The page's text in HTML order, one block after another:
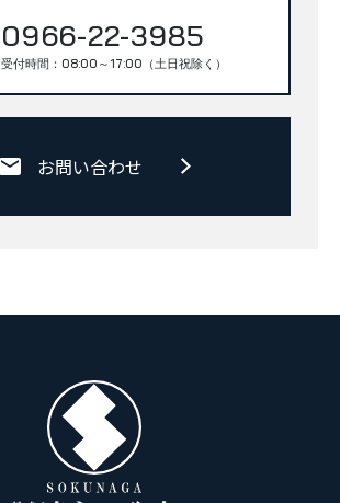
0966-22-3985
受付時間：08:00～17:00（土日祝除く）
お問い合わせ